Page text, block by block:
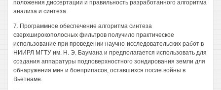
положения диссертации и правильность разработанного алгоритма
анализа и синтеза.
7. Программное обеспечение алгоритма синтеза
сверхширокополосных фильтров получило практическое
использование при проведении научно-исследовательских работ в
НИИРЛ МГТУ им. Н. Э. Баумана и предполагается использовать для
создания аппаратуры подповерхностного зондирования земли для
обнаружения мин и боеприпасов, оставшихся после войны в
Вьетнаме.